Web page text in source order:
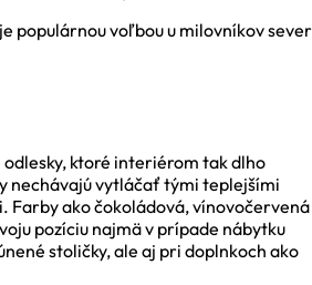
populárnou voľbou u milovníkov
ktoré interiérom tak dlho
nechávajú vytláčať tými teplejšími
Farby ako čokoládová, vínovočervená
pozíciu najmä v prípade nábytku
stoličky, ale aj pri doplnkoch ako